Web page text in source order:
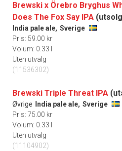
Brewski x Örebro Bryghus
Does The Fox Say IPA
India pale ale, Sverige
Pris: 59.00 kr
Volum: 0.33 l
Uten utvalg
(11536302)
Brewski Triple Threat IPA
Øvrige India pale ale, Sverige
Pris: 75.00 kr
Volum: 0.33 l
Uten utvalg
(11104902)